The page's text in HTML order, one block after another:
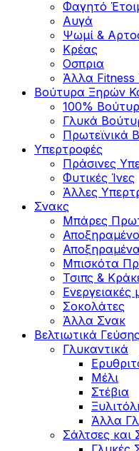
Φαγητό
Αυγά
Ψωμί &
Κρέας
Οσπρια
Άλλα Fitness
Βούτυρα Ξηρών
100%
Γλυκά
Πρωτεϊνικά
Υπερτροφές
Πράσινες
Φυτικές Ίνες
Άλλες
Σνακς
Μπάρες
Μπισκότα
Τσιπς &
Ενεργειακές
Σοκολάτες
Άλλα Σνακ
Βελτιωτικά
Γλυκαντικά
Μέλι
Στέβια
Άλλα
Σάλτσες και